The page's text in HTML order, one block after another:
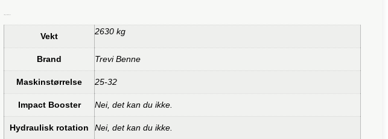
Vekt 2630 kg
Brand Trevi Benne
Maskinstørrelse 25-32
Impact Booster Nei, det kan du ikke.
Hydraulisk rotation Nei, det kan du ikke.